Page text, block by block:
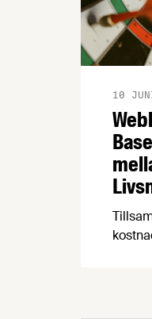
10